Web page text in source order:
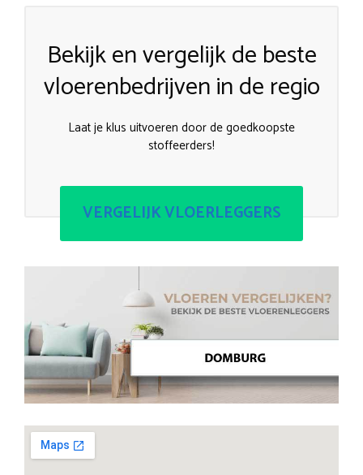
Bekijk en vergelijk de beste
vloerenbedrijven in de regio
Laat je klus uitvoeren door de goedkoopste
stoffeerders!
VERGELIJK VLOERLEGGERS